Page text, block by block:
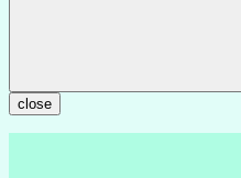
close